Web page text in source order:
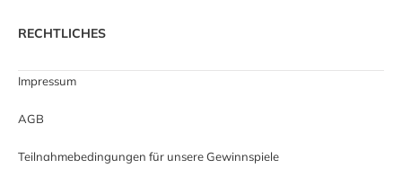
RECHTLICHES
Impressum
AGB
Teilnahmebedingungen für unsere Gewinnspiele